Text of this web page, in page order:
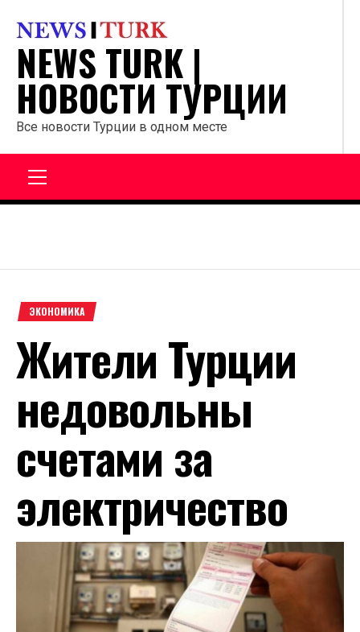
содержанию
NEWS TURK |
НОВОСТИ ТУРЦИИ
Все новости Турции в одном месте
ЭКОНОМИКА
Жители Турции
недовольны
счетами за
электричество